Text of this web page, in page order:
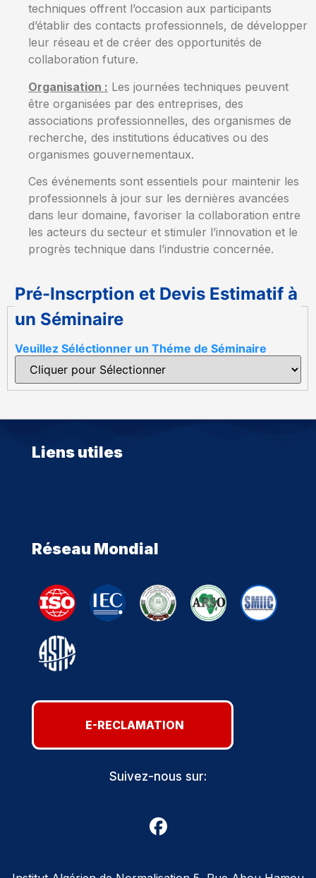
techniques offrent l’occasion aux participants
d’établir des contacts professionnels, de développer
leur réseau et de créer des opportunités de
collaboration future.
Organisation : Les journées techniques peuvent
être organisées par des entreprises, des
associations professionnelles, des organismes de
recherche, des institutions éducatives ou des
organismes gouvernementaux.
Ces événements sont essentiels pour maintenir les
professionnels à jour sur les dernières avancées
dans leur domaine, favoriser la collaboration entre
les acteurs du secteur et stimuler l’innovation et le
progrès technique dans l’industrie concernée.
Pré-Inscrption et Devis Estimatif à
un Séminaire
Veuillez Séléctionner un Théme de Séminaire
Liens utiles
Réseau Mondial
E-RECLAMATION
Suivez-nous sur: